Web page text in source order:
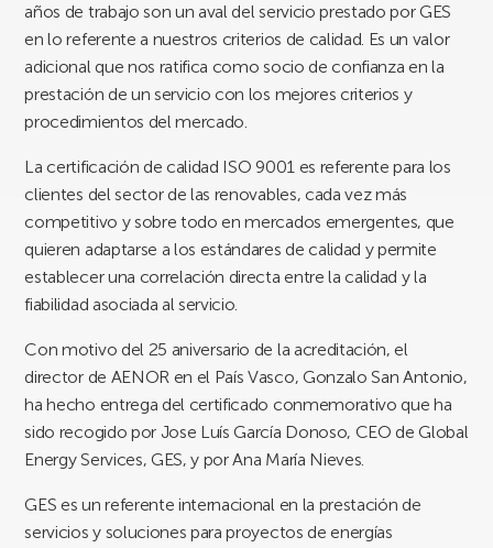
años de trabajo son un aval del servicio prestado por GES
en lo referente a nuestros criterios de calidad. Es un valor
adicional que nos ratifica como socio de confianza en la
prestación de un servicio con los mejores criterios y
procedimientos del mercado.
La certificación de calidad ISO 9001 es referente para los
clientes del sector de las renovables, cada vez más
competitivo y sobre todo en mercados emergentes, que
quieren adaptarse a los estándares de calidad y permite
establecer una correlación directa entre la calidad y la
fiabilidad asociada al servicio.
Con motivo del 25 aniversario de la acreditación, el
director de AENOR en el País Vasco, Gonzalo San Antonio,
ha hecho entrega del certificado conmemorativo que ha
sido recogido por Jose Luís García Donoso, CEO de Global
Energy Services, GES, y por Ana María Nieves.
GES es un referente internacional en la prestación de
servicios y soluciones para proyectos de energías